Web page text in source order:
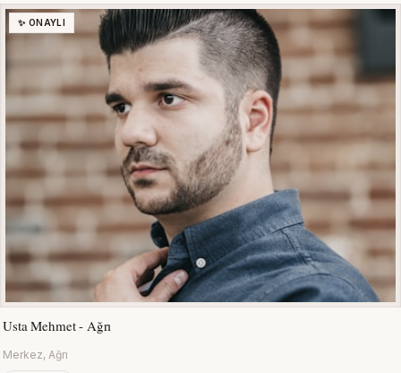
✨ ONAYLI
Usta Mehmet - Ağrı
Merkez, Ağrı